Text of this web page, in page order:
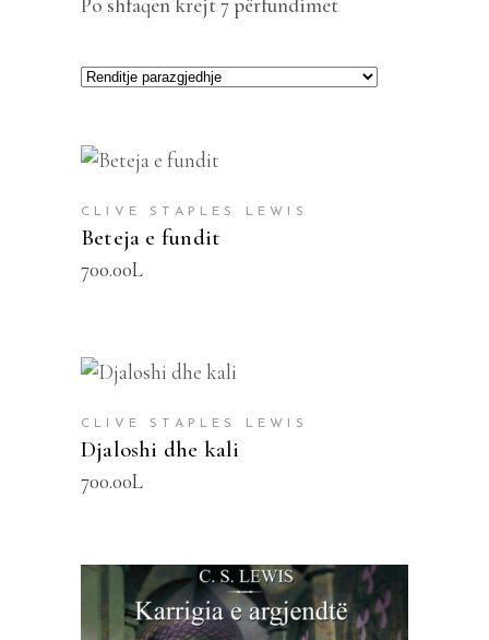
SHTOJE NË SHPORTË
CLIVE STAPLES LEWIS
Beteja e fundit
700.00L
CLIVE STAPLES LEWIS
Djaloshi dhe kali
700.00L